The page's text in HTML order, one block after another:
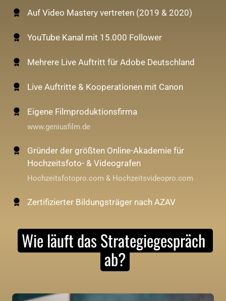
Auf Video Mastery vertreten (2019 & 2020)
YouTube Kanal mit 15.000 Follower
Mehrere Live Auftritt für Adobe Deutschland
Live Auftritte & Kooperationen mit Canon
Eigene Filmproduktionsfirma
www.geniusfilm.de
Gründer der größten Online-Akademie für
Hochzeitsfoto- & Videografen
Hochzeitsfotopro.com & Hochzeitsvideopro.com
Zertifizierter Bildungsträger nach AZAV
Wie läuft das
ab?